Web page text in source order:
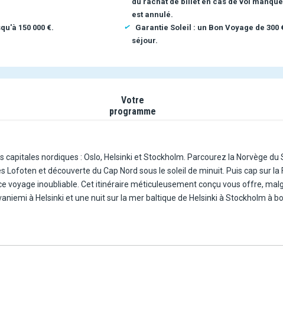
est annulé.
150 000 €.
Garantie Soleil : un Bon Voyage de
séjour.
Votre
programme
nordiques : Oslo, Helsinki et Stockholm. Parcourez la Norvège
et découverte du Cap Nord sous le soleil de minuit. Puis cap sur
voyage inoubliable. Cet itinéraire méticuleusement conçu vous offre,
à Helsinki et une nuit sur la mer baltique de Helsinki à Stockholm à